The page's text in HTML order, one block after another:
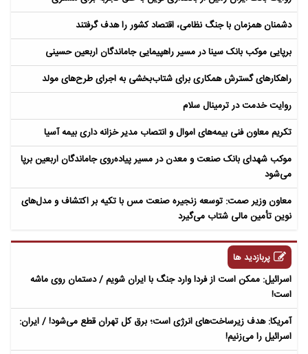
دشمنان همزمان با جنگ نظامی، اقتصاد کشور را هدف گرفتند
برپایی موکب بانک سینا در مسیر راهپیمایی جاماندگان اربعین حسینی
راهکارهای گسترش همکاری برای شتاب‌بخشی به اجرای طرح‌های مولد​
روایت خدمت در ترمینال سلام
تکریم معاون فنی بیمه‌های اموال و انتصاب مدیر خزانه داری بیمه آسیا
موکب شهدای بانک صنعت و معدن در مسیر پیاده‌روی جاماندگان اربعین برپا
می‌شود
معاون وزیر صمت: توسعه زنجیره صنعت مس با تکیه بر اکتشاف و مدل‌های
نوین تأمین مالی شتاب می‌گیرد
پربازدید ها
اسرائیل: ممکن است از فردا وارد جنگ با ایران شویم / دستمان روی ماشه
است!
آمریکا: هدف زیرساخت‌های انرژی است؛ برق کل تهران قطع می‌شود! / ایران:
اسرائیل را می‌زنیم!